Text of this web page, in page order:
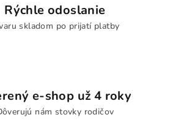
Rýchle odoslanie
skladom po prijatí platby
e-shop už 4 roky
nám stovky rodičov